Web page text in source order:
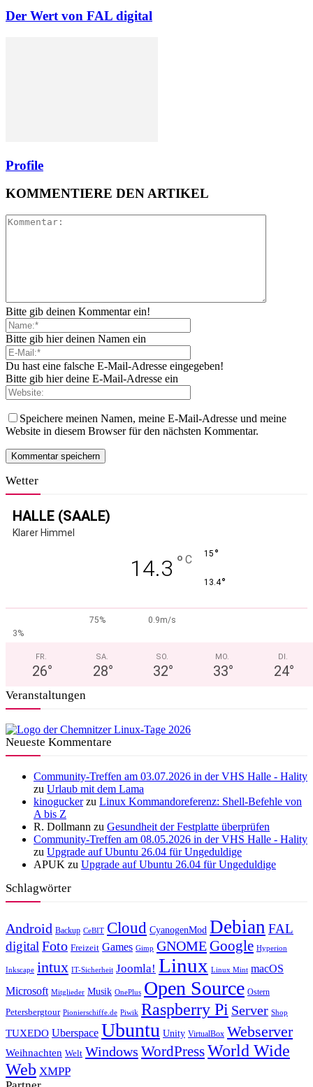
Der Wert von FAL digital
Profile
KOMMENTIERE DEN ARTIKEL
Bitte gib deinen Kommentar ein!
Bitte gib hier deinen Namen ein
Du hast eine falsche E-Mail-Adresse eingegeben!
Bitte gib hier deine E-Mail-Adresse ein
Speichere meinen Namen, meine E-Mail-Adresse und meine
Website in diesem Browser für den nächsten Kommentar.
Wetter
HALLE (SAALE)
Klarer Himmel
14.3 ° C 15 °
13.4°
75%
0.9m/s
3%
FR.
26°
SA.
28°
SO.
32°
MO.
33°
DI.
24°
Veranstaltungen
Neueste Kommentare
Community-Treffen am 03.07.2026 in der VHS Halle - Hality
zu Urlaub mit dem Lama
kinoguckerzu Linux Kommandoreferenz: Shell-Befehle von
A bis Z
R. Dollmann zu Gesundheit der Festplatte überprüfen
Community-Treffen am 08.05.2026 in der VHS Halle - Hality
zu Upgrade auf Ubuntu 26.04 für Ungeduldige
APUK zu Upgrade auf Ubuntu 26.04 für Ungeduldige
Schlagwörter
Android Backup CeBIT Cloud CyanogenMod Debian FAL
digital Foto Freizeit Games Gimp GNOMEGoogle Hyperion
Inkscape intux IT-Sicherheit Joomla! Linux Linux Mint macOS
Microsoft Mitglieder Musik OnePlus Open Source Ostern
Petersbergtour Pionierschiffe.de Piwik Raspberry Pi Server Shop
TUXEDO Uberspace Ubuntu Unity VirtualBox Webserver
Weihnachten Welt Windows WordPressWorld Wide
Web XMPP